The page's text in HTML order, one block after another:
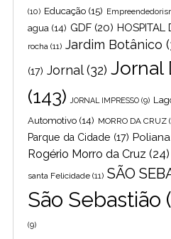
(10) Educação (15)
agua (14) GDF (20) HOSPITAL
rocha (11) Jardim Botânico
(17) Jornal(32) Jornal
(143)
JORNAL IMPRESSO (9)
Automotivo (14) MORRO DA CRUZ
Parque da Cidade (17)
Rogério Morro da Cruz (24)
santa Felicidade (11) SÃO
São Sebastião
(9)